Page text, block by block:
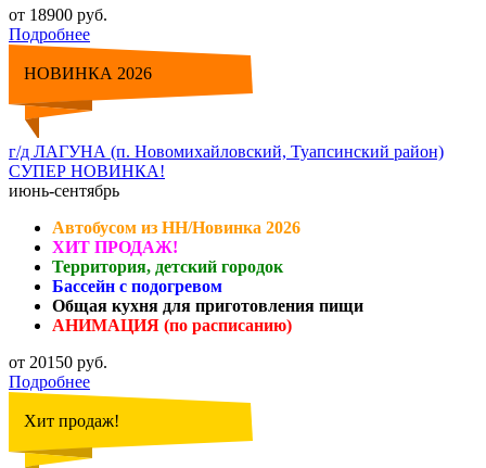
от 18900 руб.
Подробнее
НОВИНКА 2026
г/д ЛАГУНА (п. Новомихайловский, Туапсинский район)
СУПЕР НОВИНКА!
июнь-сентябрь
Автобусом из НН/Новинка 2026
ХИТ ПРОДАЖ!
Территория, детский городок
Бассейн с подогревом
Общая кухня для приготовления пищи
АНИМАЦИЯ (по расписанию)
от 20150 руб.
Подробнее
Хит продаж!